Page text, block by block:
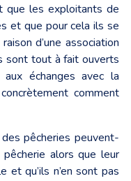
que les exploitants de
et que pour cela ils se
d’une association
sont tout à fait ouverts
échanges avec la
comment
pêcheries peuvent-
alors que leur
et qu’ils n’en sont pas